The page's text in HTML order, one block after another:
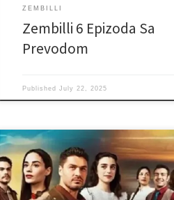
ZEMBILLI
Zembilli 6 Epizoda Sa
Prevodom
PublishedJuly 22, 2025